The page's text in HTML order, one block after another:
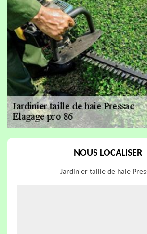
NOUS LOCALISER
Jardinier taille de haie